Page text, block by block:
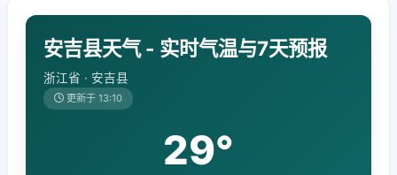
安吉县天气 - 实时气温与7天预报
浙江省 · 安吉县
更新于 13:10
29°